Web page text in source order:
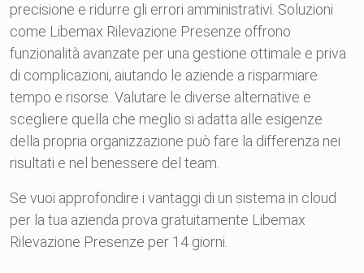
precisione e ridurre gli errori amministrativi. Soluzioni
come Libemax Rilevazione Presenze offrono
funzionalità avanzate per una gestione ottimale e priva
di complicazioni, aiutando le aziende a risparmiare
tempo e risorse. Valutare le diverse alternative e
scegliere quella che meglio si adatta alle esigenze
della propria organizzazione può fare la differenza nei
risultati e nel benessere del team.
Se vuoi approfondire i vantaggi di un sistema in cloud
per la tua azienda prova gratuitamente Libemax
Rilevazione Presenze per 14 giorni.